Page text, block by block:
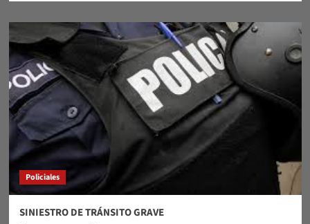
Policiales
SINIESTRO DE TRÁNSITO GRAVE